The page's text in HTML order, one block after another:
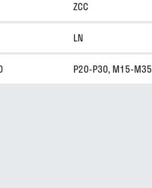
ZCC
LN
P20-P30, M15-M35